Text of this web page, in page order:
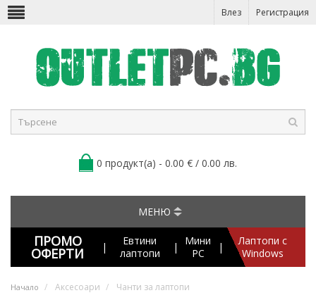
Влез Регистрация
0 продукт(а) - 0.00 € / 0.00 лв.
МЕНЮ
ПРОМО
ОФЕРТИ |
Евтини
лаптопи
|
Мини
PC
|
Лаптопи с
Windows
Начало Аксесоари Чанти за лаптопи